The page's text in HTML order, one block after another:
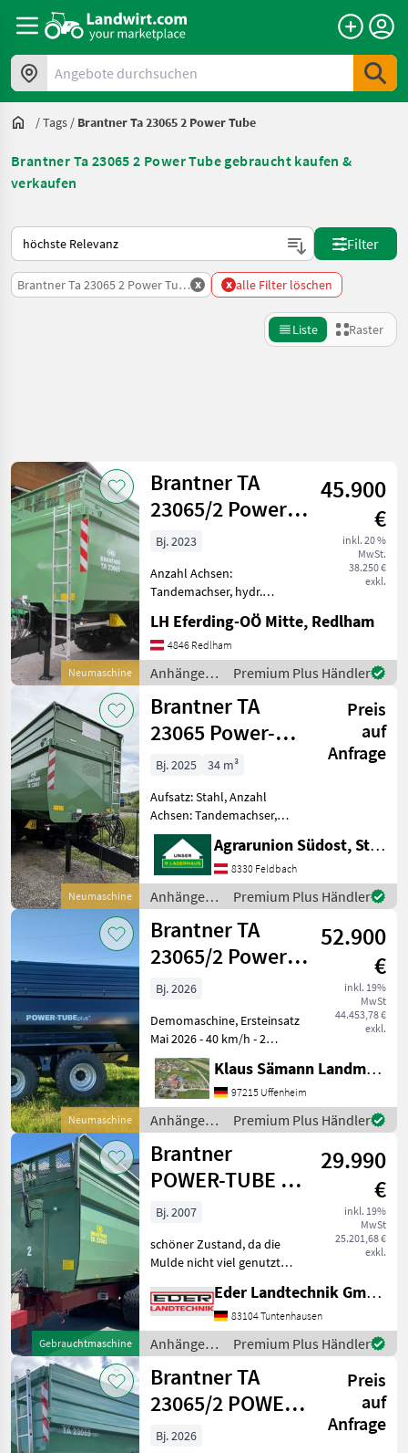
Angebote durchsuchen
/Tags / Brantner Ta 23065 2 Power Tube
Brantner Ta 23065 2 Power Tube gebraucht kaufen &
verkaufen
So wird auf Landwirt.com sortiert
Filter
Brantner Ta 23065 2 Power Tubex x alle Filter löschen
Liste Raster
Kategorie 2 Land Filter
AKTUELLER
PFAD
Brantner
Ta 23065 2
Power
Tube
KATEGORIE
WÄHLEN
Landtechnik
9
Bautechnik
3
Sonstiges
3
MARKTPLATZ
Marktplatz Händlerangebote Kleinanzeigen
Zurücksetzen
15
Ergebnisse
anzeigen
Neumaschine
Brantner TA
23065/2 Power
Tube
45.900
€
inkl. 20 %
MwSt.
38.250 €
exkl.
Bj. 2023
Anzahl Achsen:
Tandemachser, hydr.
Aufsatz: Stahl, Typenschein,
Bremse: Druckluftbremse
40km/h, 2 Hubzylinder, 2
Leiter Druckluft mit ALB,
Rangierk
LH Eferding-OÖ Mitte, Redlham
4846 Redlham
Anhänger /
Brantner
Premium Plus Händler
Neumaschine
Brantner TA
23065 Power-
Tube plus
Preis
auf
Anfrage
Bj. 2025
34 m³
Aufsatz: Stahl, Anzahl
Achsen: Tandemachser,
Kipper-Bauart: Einseiten-
Kipper, Bremse:
Druckluftbremse, hydr.
Bordwandverriegelung,
autom. Rückwand, Pendel-
Bordwände, Typens
Agrarunion Südost, Standort Gniebing
8330 Feldbach
Anhänger /
Brantner
Premium Plus Händler
Neumaschine
Brantner TA
23065/2 Power
Tube Plus
52.900
€
inkl. 19%
MwSt
44.453,78 €
exkl.
Bj. 2026
Demomaschine, Ersteinsatz
Mai 2026 - 40 km/h - 2
Hubzylinder - 2 Leiter DL
Bremse mit ALB -
Lenkachse hydr arretierbar
BPW Achsen - Bremse
410x180 mm - Spur 2, 225 m
Klaus Sämann Landmaschinen Fachbetrieb GmbH
97215 Uffenheim
Anhänger /
Brantner
Premium Plus Händler
Gebrauchtmaschine
Brantner
POWER-TUBE TA
23065
29.990
€
inkl. 19%
MwSt
25.201,68 €
exkl.
Bj. 2007
schöner Zustand, da die
Mulde nicht viel genutzt
2007 ca. 35 m³ 6, 50 m
Brückenlänge 20 To. zul
Gesamtgewicht Anhänger
Muldenkipper
Eder Landtechnik GmbH
83104 Tuntenhausen
Anhänger /
Brantner
Premium Plus Händler
Brantner TA
23065/2 POWER-
TUBE
Preis
auf
Anfrage
Bj. 2026